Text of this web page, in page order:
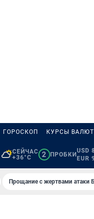
ГОРОСКОП КУРСЫ ВАЛЮТ
СЕЙЧАС
+36°C
2 ПРОБКИ
USD
EUR
Прощание с жертвами атаки